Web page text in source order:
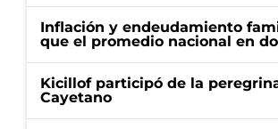
Inflación y endeudamiento
que el promedio nacional en
Kicillof participó de la
Cayetano